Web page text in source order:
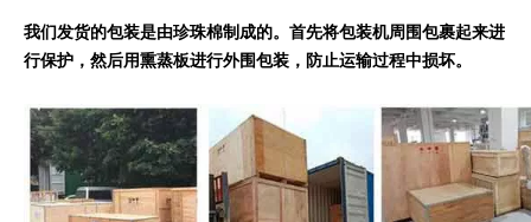
我们发货的包装是由珍珠棉制成的。首先将包装机周围包裹起来进
行保护，然后用熏蒸板进行外围包装，防止运输过程中损坏。